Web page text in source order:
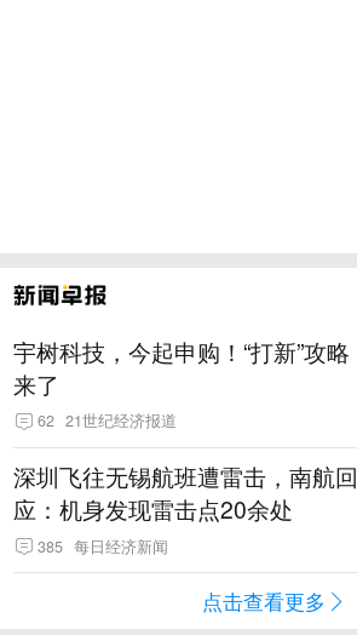
宇树科技，今起申购！“打新”攻略
来了
62 21世纪经济报道
深圳飞往无锡航班遭雷击，南航回
应：机身发现雷击点20余处
385 每日经济新闻
点击查看更多